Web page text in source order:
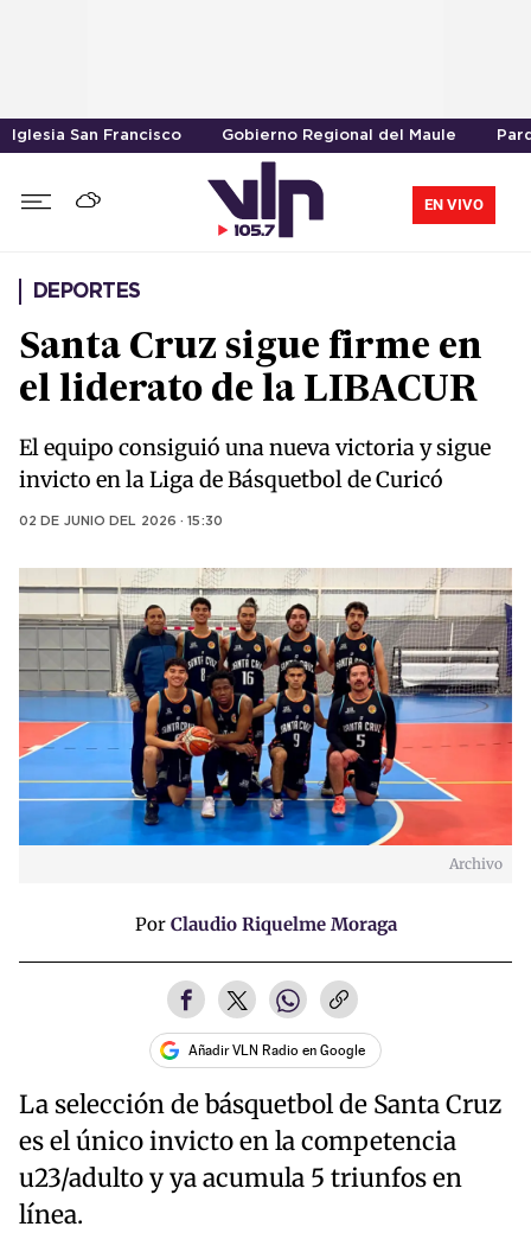
Iglesia San Francisco Gobierno Regional del Maule
EN VIVO
DEPORTES
Santa Cruz sigue firme en
el liderato de la LIBACUR
El equipo consiguió una nueva victoria y sigue
invicto en la Liga de Básquetbol de Curicó
02 DE JUNIO DEL 2026 · 15:30
Archivo
Por Claudio Riquelme Moraga
Añadir VLN Radio en Google
La selección de básquetbol de Santa Cruz
es el único invicto en la competencia
u23/adulto y ya acumula 5 triunfos en
línea.